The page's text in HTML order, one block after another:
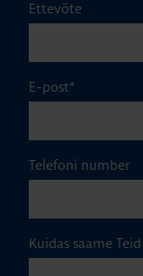
Ettevõte
E-post*
Telefoni number
Kuidas saame